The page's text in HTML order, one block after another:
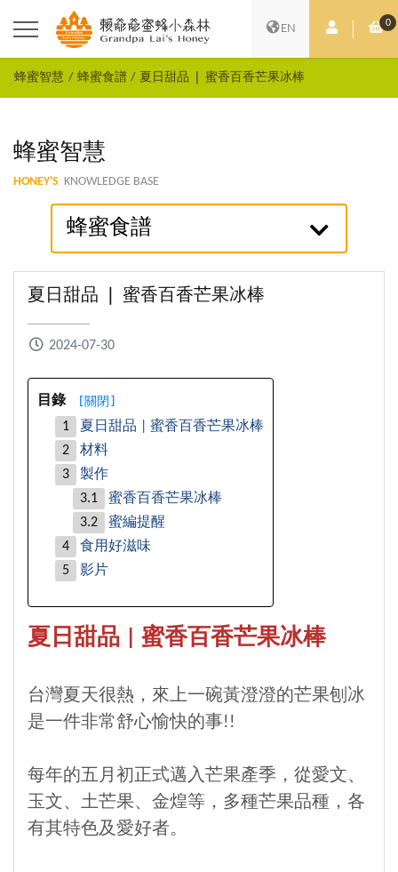
EN 會員中心0
購
蜂蜜智慧 蜂蜜食譜 夏日甜品 ❘ 蜜香百香芒果冰棒
蜂蜜智慧
HONEY'S KNOWLEDGE BASE
蜂蜜食譜
夏日甜品 ❘ 蜜香百香芒果冰棒
2024-07-30
目錄 [關閉 ]
夏日甜品 | 蜜香百香芒果冰棒
材料
製作
蜜香百香芒果冰棒
蜜編提醒
食用好滋味
影片
夏日甜品 | 蜜香百香芒果冰棒
台灣夏天很熱，來上一碗黃澄澄的芒果刨冰
是一件非常舒心愉快的事!!
每年的五月初正式邁入芒果產季，從愛文、
玉文、土芒果、金煌等，多種芒果品種，各
有其特色及愛好者。